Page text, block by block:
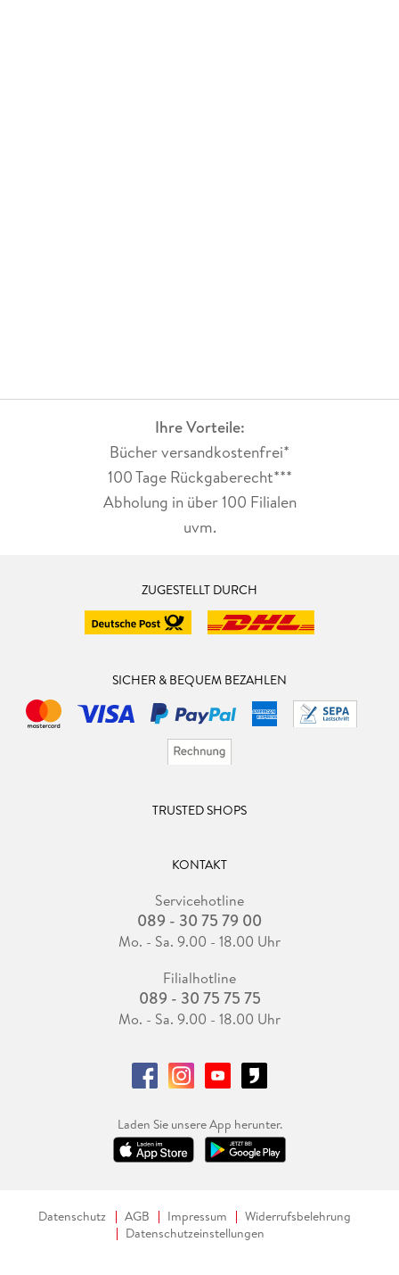
Ihre Vorteile:
Bücher versandkostenfrei*
100 Tage Rückgaberecht***
Abholung in über 100 Filialen
uvm.
ZUGESTELLT DURCH
SICHER & BEQUEM BEZAHLEN
TRUSTED SHOPS
KONTAKT
Servicehotline
089 - 30 75 79 00
Mo. - Sa. 9.00 - 18.00 Uhr
Filialhotline
089 - 30 75 75 75
Mo. - Sa. 9.00 - 18.00 Uhr
Laden Sie unsere App herunter.
Datenschutz AGB Impressum
Widerrufsbelehrung
Datenschutzeinstellungen